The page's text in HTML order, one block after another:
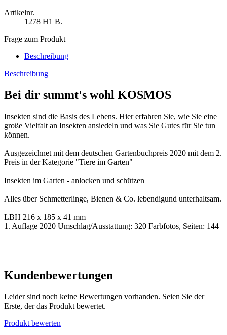
Artikelnr.
1278 H1 B.
Frage zum Produkt
Beschreibung
Beschreibung
Bei dir summt's wohl KOSMOS
Insekten sind die Basis des Lebens. Hier erfahren Sie, wie Sie eine
große Vielfalt an Insekten ansiedeln und was Sie Gutes für Sie tun
können.
Ausgezeichnet mit dem deutschen Gartenbuchpreis 2020 mit dem 2.
Preis in der Kategorie "Tiere im Garten"
Insekten im Garten - anlocken und schützen
Alles über Schmetterlinge, Bienen & Co. lebendigund unterhaltsam.
LBH 216 x 185 x 41 mm
1. Auflage 2020 Umschlag/Ausstattung: 320 Farbfotos, Seiten: 144
Kundenbewertungen
Leider sind noch keine Bewertungen vorhanden. Seien Sie der
Erste, der das Produkt bewertet.
Produkt bewerten